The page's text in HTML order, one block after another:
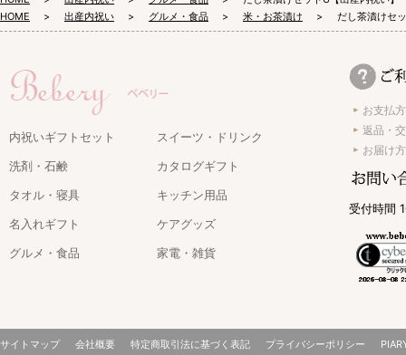
HOME
出産内祝い グルメ・食品 米・お茶漬け だし茶漬けセ
内祝いギフトセット
スイーツ・ドリンク
洗剤・石鹸
カタログギフト
タオル・寝具
キッチン用品
名入れギフト
ケアグッズ
グルメ・食品
家電・雑貨
お支払
返品・
お届け
受付時間
サイトマップ 会社概要 特定商取引法に基づく表記 プライバシーポリシー